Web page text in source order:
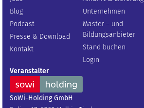
Blog
Podcast
Presse & Download
Kontakt
Unternehmen
Master – und
Bildungsanbieter
Stand buchen
Login
Veranstalter
SoWi-Holding GmbH